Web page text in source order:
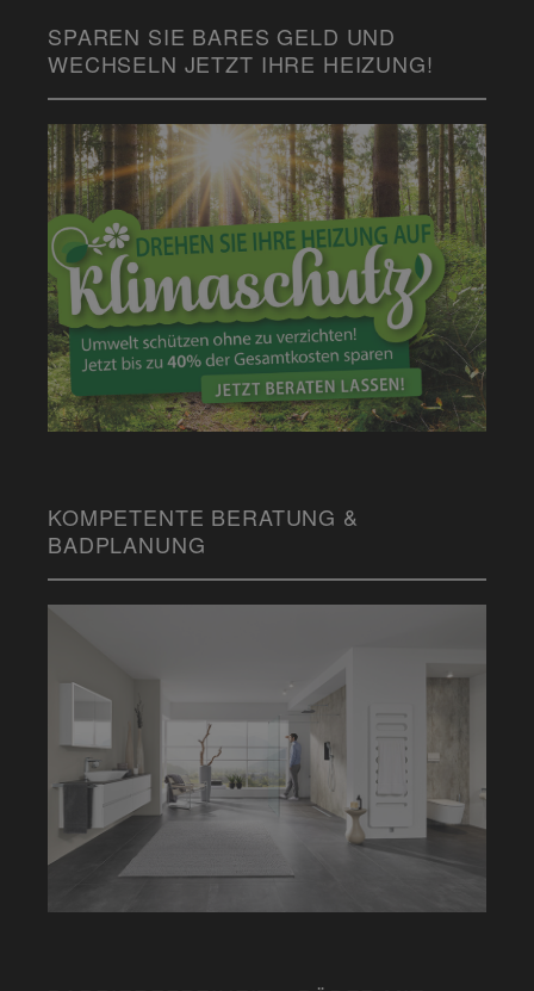
SPAREN SIE BARES GELD UND
WECHSELN JETZT IHRE HEIZUNG!
KOMPETENTE BERATUNG &
BADPLANUNG